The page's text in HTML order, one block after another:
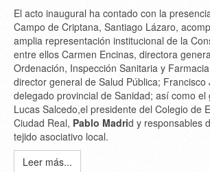
El acto inaugural ha contado con la
Campo de Criptana, Santiago Lázaro,
amplia representación institucional de la
entre ellos Carmen Encinas, directora
Ordenación, Inspección Sanitaria y
director general de Salud Pública; Francisco
delegado provincial de Sanidad; así como el
Lucas Salcedo,el presidente del Colegio de
Ciudad Real, Pablo Madrid y responsables
tejido asociativo local.
Leer más...